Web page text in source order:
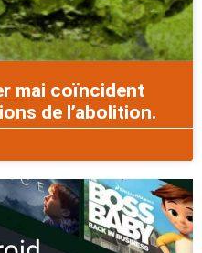
mai coïncident
de l’abolition.